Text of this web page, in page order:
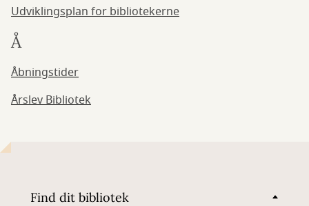
Udviklingsplan for bibliotekerne
Å
Åbningstider
Årslev Bibliotek
Find dit bibliotek